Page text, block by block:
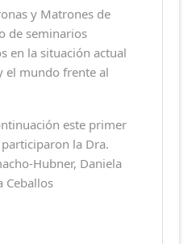
y Matrones de
de seminarios
en la situación actual
el mundo frente al
este primer
la Dra.
Hubner, Daniela
Ceballos